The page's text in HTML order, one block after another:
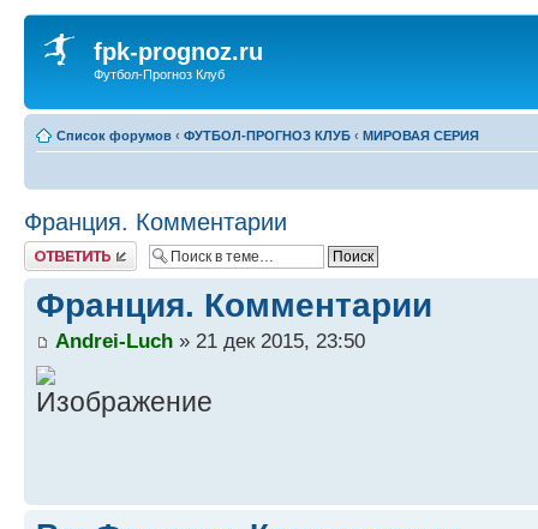
fpk-prognoz.ru
Футбол-Прогноз Клуб
Список форумов ‹ ФУТБОЛ-ПРОГНОЗ КЛУБ ‹ МИРОВАЯ СЕРИЯ
Франция. Комментарии
Ответить
Франция. Комментарии
Andrei-Luch » 21 дек 2015, 23:50